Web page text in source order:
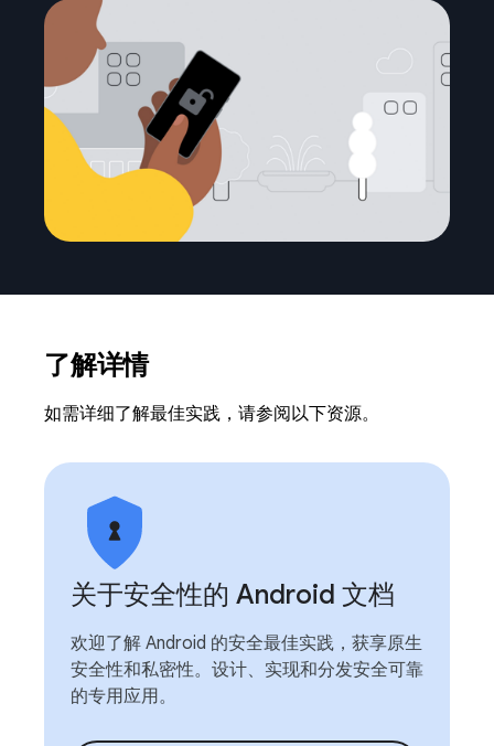
了解详情
如需详细了解最佳实践，请参阅以下资源。
关于安全性的 Android 文档
欢迎了解 Android 的安全最佳实践，获享原生
安全性和私密性。设计、实现和分发安全可靠
的专用应用。